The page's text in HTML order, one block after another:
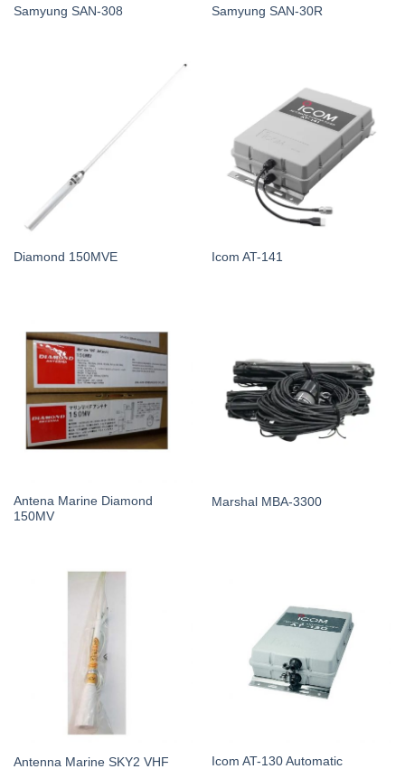
Samyung SAN-308 Samyung SAN-30R
Diamond 150MVE Icom AT-141
Antena Marine Diamond
150MV
Marshal MBA-3300
Antenna Marine SKY2 VHF
Icom AT-130 Automatic